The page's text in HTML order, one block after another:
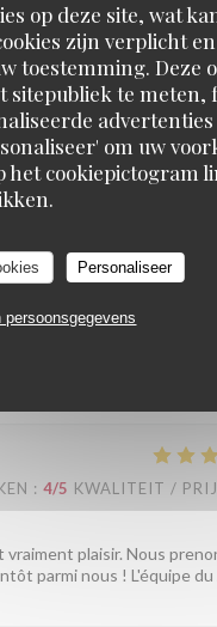
op deze site, wat
zijn verplicht
toestemming. Deze
te meten,
om uw
cookiepictogram
Personaliseer
: 5 /5 KWALITEIT /
vous aient conquis.
Cochon
: 5
nous fait vraiment plaisir.
: 4/5 KWALITEIT /
plaisir. Nous
parmi nous ! L'équipe du